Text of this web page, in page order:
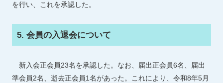
を行い、これを承認した。
5. 会員の入退会について
新入会正会員23名を承認した。なお、届出正会員6名、届出
準会員2名、逝去正会員1名があった。これにより、令和8年5月